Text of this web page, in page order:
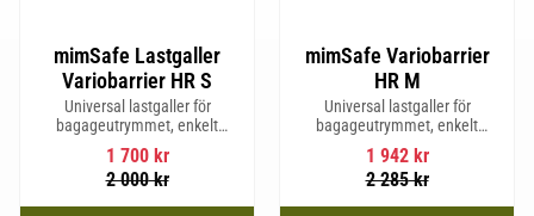
mimSafe Lastgaller
Variobarrier HR S
Universal lastgaller för
bagageutrymmet, enkelt
justerbar för att passa din bils
form för säker och trygg resa
med husdjur eller last.
1 700kr
2 000kr
mimSafe Variobarrier
HR M
Universal lastgaller för
bagageutrymmet, enkelt
justerbar för att passa din bils
form för säker och trygg resa
med husdjur eller last.
1 942kr
2 285kr